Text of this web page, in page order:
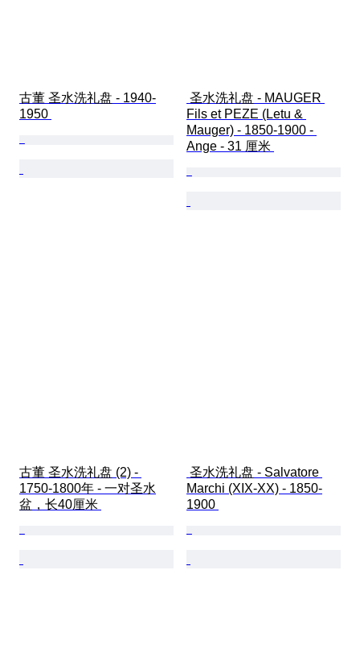
古董 圣水洗礼盘 - 1940-
1950
Fils et PEZE (Letu &
Mauger) - 1850-1900 -
Ange - 31 厘米
古董 圣水洗礼盘 (2) -
1750-1800年 - 一对圣水
盆，长40厘米
Marchi (XIX-XX) - 1850-
1900